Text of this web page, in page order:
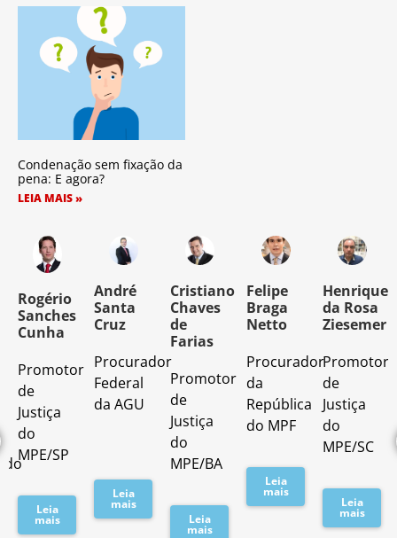
Condenação sem fixação da
pena: E agora?
LEIA MAIS »
Rogério
Sanches
Cunha
Promotor
de
Justiça
do
MPE/SP
Leia
mais
André
Santa
Cruz
Procurador
Federal
da AGU
Leia
mais
Cristiano
Chaves
de
Farias
Promotor
de
Justiça
do
MPE/BA
Leia
mais
Felipe
Braga
Netto
Procurador
da
República
do MPF
Leia
mais
Henrique
da Rosa
Ziesemer
Promotor
de
Justiça
do
MPE/SC
Leia
mais